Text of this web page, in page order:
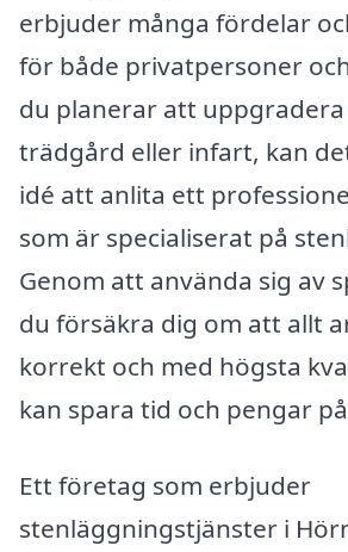
erbjuder många fördelar
för både privatpersoner
du planerar att
trädgård eller infart, kan
idé att anlita ett
som är specialiserat på
Genom att använda sig av
du försäkra dig om att allt
korrekt och med högsta
kan spara tid och pengar
Ett företag som erbjuder
stenläggningstjänster i